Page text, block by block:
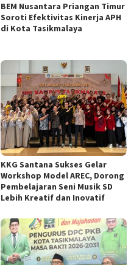
BEM Nusantara Priangan Timur
Soroti Efektivitas Kinerja APH
di Kota Tasikmalaya
KKG Santana Sukses Gelar
Workshop Model AREC, Dorong
Pembelajaran Seni Musik SD
Lebih Kreatif dan Inovatif